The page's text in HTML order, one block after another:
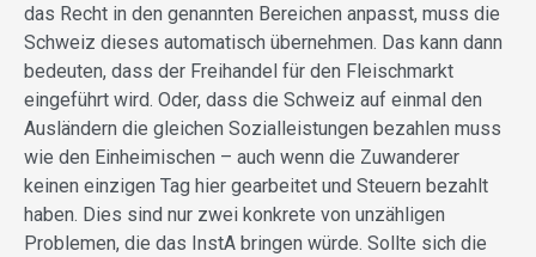
das Recht in den genannten Bereichen anpasst, muss die
Schweiz dieses automatisch übernehmen. Das kann dann
bedeuten, dass der Freihandel für den Fleischmarkt
eingeführt wird. Oder, dass die Schweiz auf einmal den
Ausländern die gleichen Sozialleistungen bezahlen muss
wie den Einheimischen – auch wenn die Zuwanderer
keinen einzigen Tag hier gearbeitet und Steuern bezahlt
haben. Dies sind nur zwei konkrete von unzähligen
Problemen, die das InstA bringen würde. Sollte sich die